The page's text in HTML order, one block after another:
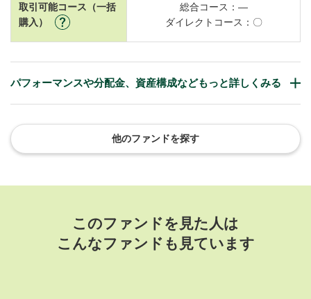
取引可能コース（一括
購入）
総合コース： ―
ダイレクトコース： 〇
パフォーマンスや分配金、資産構成などもっと詳しくみる
他のファンドを探す
このファンドを見た人は
こんなファンドも見ています